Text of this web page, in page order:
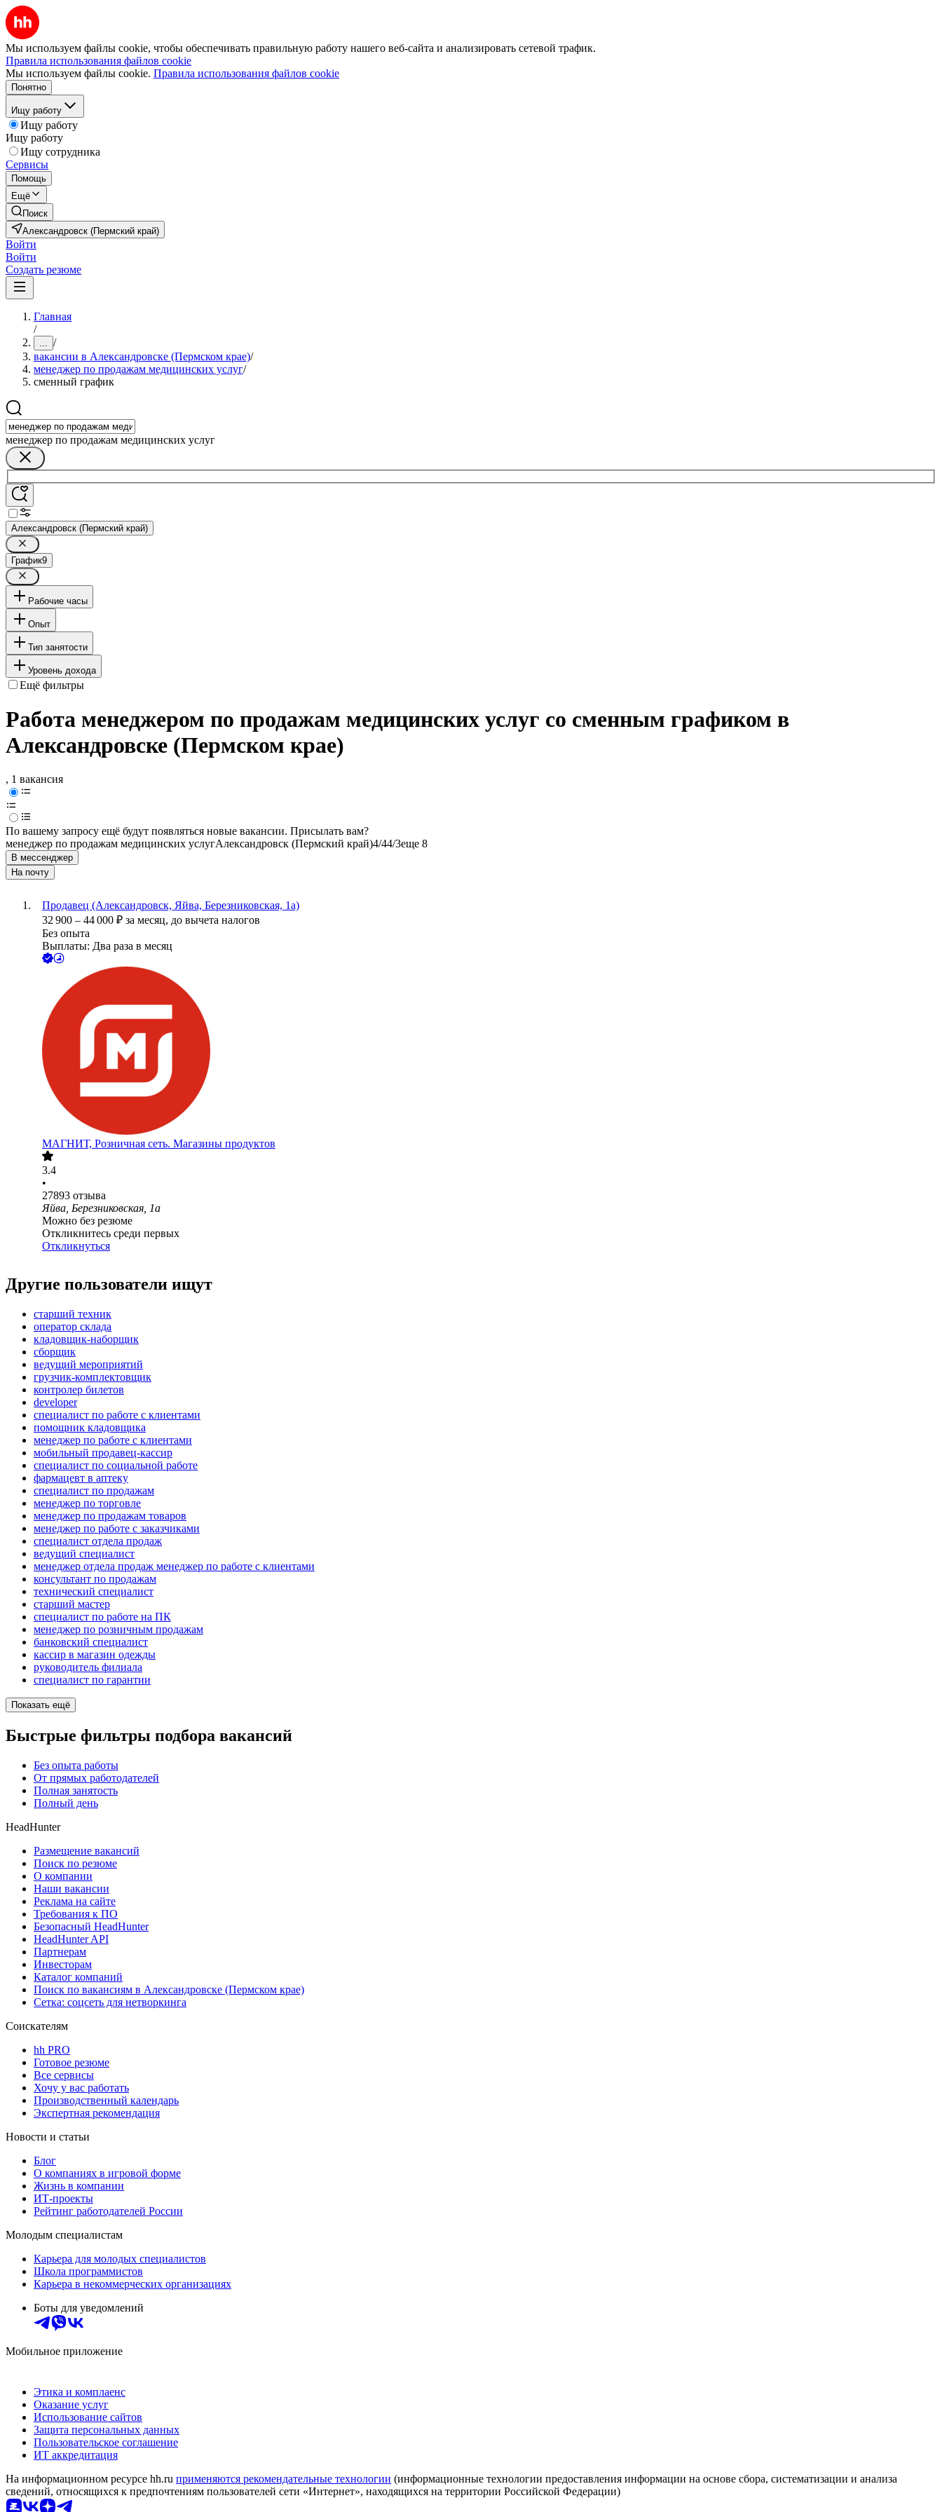
Мы используем файлы cookie, чтобы обеспечивать правильную работу нашего веб-сайта и анализировать сетевой трафик.
Правила использования файлов cookie
Мы используем файлы cookie. Правила использования файлов cookie
Понятно
Ищу работу
Ищу работу
Ищу работу
Ищу сотрудника
Сервисы
Помощь
Ещё
Поиск
Александровск (Пермский край)
Войти
Войти
Создать резюме
Главная
/
... /
вакансии в Александровске (Пермском крае)/
менеджер по продажам медицинских услуг/
сменный график
менеджер по продажам медицинских услуг
Александровск (Пермский край)
График9
Рабочие часы
Опыт
Тип занятости
Уровень дохода
Ещё фильтры
Работа менеджером по продажам медицинских услуг со сменным графиком в
Александровске (Пермском крае)
, 1 вакансия
По вашему запросу ещё будут появляться новые вакансии. Присылать вам?
менеджер по продажам медицинских услугАлександровск (Пермский край)4/44/3еще 8
В мессенджер
На почту
Продавец (Александровск, Яйва, Березниковская, 1а)
32 900 – 44 000 ₽ за месяц, до вычета налогов
Без опыта
Выплаты: Два раза в месяц
МАГНИТ, Розничная сеть. Магазины продуктов
3.4
•
27893 отзыва
Яйва, Березниковская, 1а
Можно без резюме
Откликнитесь среди первых
Откликнуться
Другие пользователи ищут
старший техник
оператор склада
кладовщик-наборщик
сборщик
ведущий мероприятий
грузчик-комплектовщик
контролер билетов
developer
специалист по работе с клиентами
помощник кладовщика
менеджер по работе с клиентами
мобильный продавец-кассир
специалист по социальной работе
фармацевт в аптеку
специалист по продажам
менеджер по торговле
менеджер по продажам товаров
менеджер по работе с заказчиками
специалист отдела продаж
ведущий специалист
менеджер отдела продаж менеджер по работе с клиентами
консультант по продажам
технический специалист
старший мастер
специалист по работе на ПК
менеджер по розничным продажам
банковский специалист
кассир в магазин одежды
руководитель филиала
специалист по гарантии
Показать ещё
Быстрые фильтры подбора вакансий
Без опыта работы
От прямых работодателей
Полная занятость
Полный день
HeadHunter
Размещение вакансий
Поиск по резюме
О компании
Наши вакансии
Реклама на сайте
Требования к ПО
Безопасный HeadHunter
HeadHunter API
Партнерам
Инвесторам
Каталог компаний
Поиск по вакансиям в Александровске (Пермском крае)
Сетка: соцсеть для нетворкинга
Соискателям
hh PRO
Готовое резюме
Все сервисы
Хочу у вас работать
Производственный календарь
Экспертная рекомендация
Новости и статьи
Блог
О компаниях в игровой форме
Жизнь в компании
ИТ-проекты
Рейтинг работодателей России
Молодым специалистам
Карьера для молодых специалистов
Школа программистов
Карьера в некоммерческих организациях
Боты для уведомлений
Мобильное приложение
Этика и комплаенс
Оказание услуг
Использование сайтов
Защита персональных данных
Пользовательское соглашение
ИТ аккредитация
На информационном ресурсе hh.ru применяются рекомендательные технологии (информационные технологии предоставления информации на основе сбора, систематизации и анализа
сведений, относящихся к предпочтениям пользователей сети «Интернет», находящихся на территории Российской Федерации)